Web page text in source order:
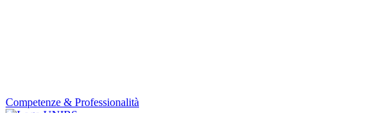
Competenze & Professionalità